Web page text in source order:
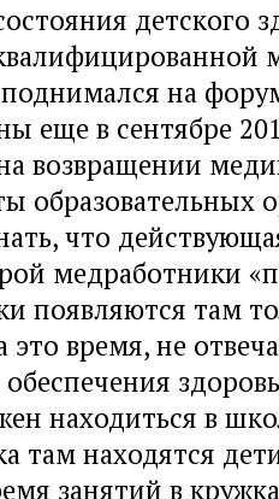
детского
на
еще в сентябре
возвращении
образовательных
что
медработники
появляются там
это время, не
находиться в
там находятся
занятий в